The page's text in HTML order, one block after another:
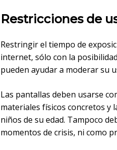
Restricciones de
Restringir el tiempo de
internet, sólo con la
pueden ayudar a moderar su
Las pantallas deben usarse
materiales físicos concretos y
niños de su edad. Tampoco
momentos de crisis, ni como